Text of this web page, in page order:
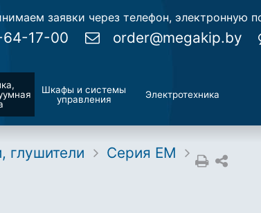
заявки через телефон, электронную
17-00 order@megakip.by
Шкафы и системы
управления
Электротехника
глушители
Серия EM